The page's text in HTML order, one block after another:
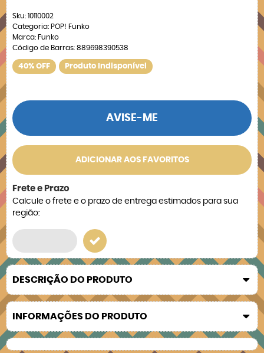
Sku: 10110002
Categoria: POP! Funko
Marca: Funko
Código de Barras: 889698390538
40% OFF Produto Indisponível
AVISE-ME
ADICIONAR AOS FAVORITOS
Frete e Prazo
Calcule o frete e o prazo de entrega estimados para sua
região:
DESCRIÇÃO DO PRODUTO
INFORMAÇÕES DO PRODUTO